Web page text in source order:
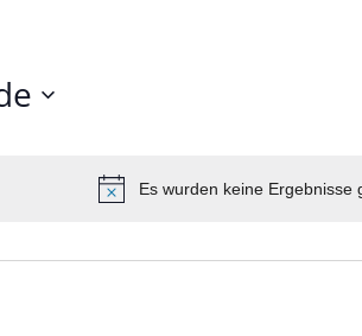
Hinweis
Es wurden keine Ergebnisse